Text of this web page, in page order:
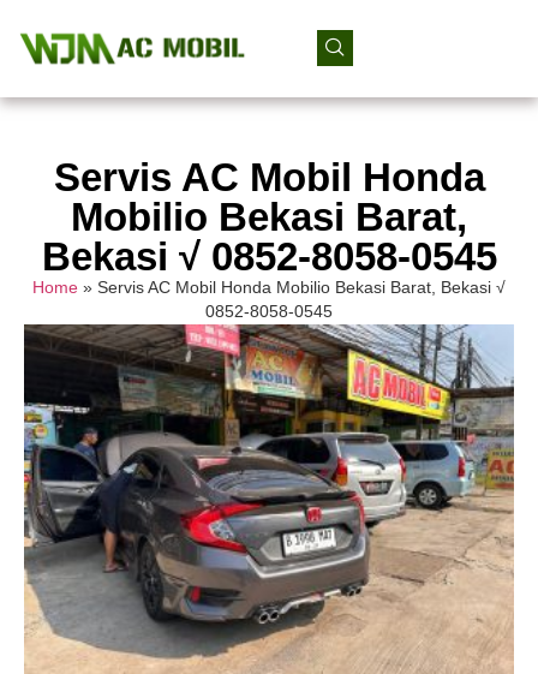
Servis AC Mobil Honda
Mobilio Bekasi Barat,
Bekasi √ 0852-8058-0545
Home » Servis AC Mobil Honda Mobilio Bekasi Barat, Bekasi √
0852-8058-0545